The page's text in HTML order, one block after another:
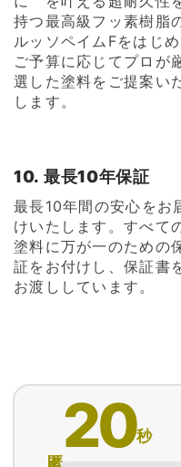
持つ最高級フッ素樹脂
ルッソペイムFをはじめ
ご予算に応じてプロが
選した塗料をご提案い
します。
10. 最長10年保証
最長10年間の安心をお
けいたします。すべて
塗料に万が一のための
証をお付けし、保証書
お渡ししています。
20秒